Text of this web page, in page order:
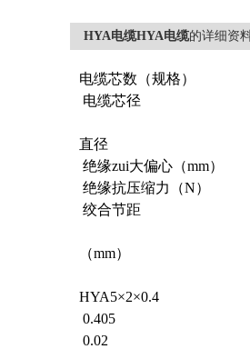
HYA电缆HYA电缆的详细资
电缆芯数（规格）
电缆芯径
直径
绝缘zui大偏心（mm）
绝缘抗压缩力（N）
绞合节距
（mm）
HYA5×2×0.4
0.405
0.02